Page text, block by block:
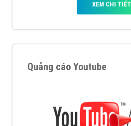
XEM CHI TIẾT
Quảng cáo Youtube